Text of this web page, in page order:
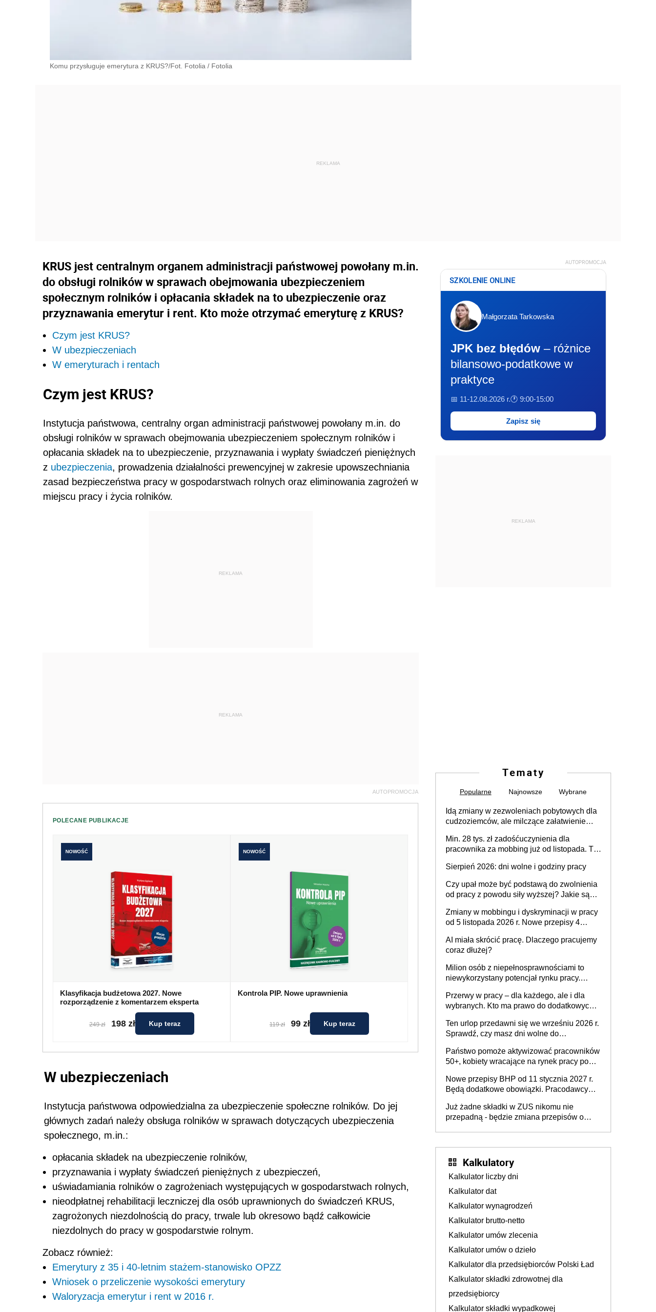
Komu przysługuje emerytura z KRUS?/Fot. Fotolia / Fotolia
KRUS jest centralnym organem admini­stracji państwowej powołany m.in.
do obsługi rol­ników w sprawach obejmowania ubezpieczeniem
społecznym rolników i opłacania składek na to ubezpieczenie oraz
przyznawania emerytur i rent. Kto może otrzymać emeryturę z KRUS?
Czym jest KRUS?
W ubezpieczeniach
W emeryturach i rentach
Czym jest KRUS?
Instytucja państwowa, centralny organ admini­stracji państwowej powołany m.in. do
obsługi rol­ników w sprawach obejmowania ubezpieczeniem społecznym rolników i
opłacania składek na to ubezpieczenie, przyznawania i wypłaty świadczeń pieniężnych
z ubezpieczenia, prowadzenia działal­ności prewencyjnej w zakresie upowszechniania
zasad bezpieczeństwa pracy w gospodarstwach rolnych oraz eliminowania zagrożeń w
miejscu pracy i życia rolników.
REKLAMA
REKLAMA
AUTOPROMOCJA
POLECANE PUBLIKACJE
NOWOŚĆ
Klasyfikacja budżetowa 2027. Nowe
rozporządzenie z komentarzem eksperta
249 zł 198 zł Kup teraz
NOWOŚĆ
Kontrola PIP. Nowe uprawnienia
119 zł 99 zł Kup teraz
W ubezpieczeniach
Instytucja państwowa odpowiedzialna za ubezpie­czenie społeczne rolników. Do jej
głównych zadań należy obsługa rolników w sprawach dotyczących ubezpieczenia
społecz­nego, m.in.:
opłacania składek na ubezpieczenie rolników,
przyznawania i wypłaty świadczeń pieniężnych z ubezpieczeń,
uświadamiania rolników o zagrożeniach wystę­pujących w gospodarstwach rolnych,
nieodpłatnej rehabilitacji leczniczej dla osób uprawnionych do świadczeń KRUS,
zagrożo­nych niezdolnością do pracy, trwale lub okre­sowo bądź całkowicie
niezdolnych do pracy w gospodarstwie rolnym.
Zobacz również:
Emerytury z 35 i 40-letnim stażem-stanowisko OPZZ
Wniosek o przeliczenie wysokości emerytury
Waloryzacja emerytur i rent w 2016 r.
AUTOPROMOCJA
SZKOLENIE ONLINE
Małgorzata Tarkowska
JPK bez błędów – różnice
bilansowo-podatkowe w
praktyce
📅 11-12.08.2026 r.🕐 9:00-15:00
Zapisz się
REKLAMA
Tematy
Popularne Najnowsze Wybrane
Idą zmiany w zezwoleniach pobytowych dla
cudzoziemców, ale milczące załatwienie
Min. 28 tys. zł zadośćuczynienia dla
pracownika za mobbing już od listopada. To
zespołu
Sierpień 2026: dni wolne i godziny pracy
Czy upał może być podstawą do zwolnienia
od pracy z powodu siły wyższej? Jakie są
Zmiany w mobbingu i dyskryminacji w pracy
od 5 listopada 2026 r. Nowe przepisy 4
Ustaw
AI miała skrócić pracę. Dlaczego pracujemy
coraz dłużej?
Milion osób z niepełnosprawnościami to
niewykorzystany potencjał rynku pracy.
dofinansowań czy refundacji, ale bariery po
stronie systemu i świadomości
pracodawców [WYWIAD]
Przerwy w pracy – dla każdego, ale i dla
wybranych. Kto ma prawo do dodatkowych
Ten urlop przedawni się we wrześniu 2026 r.
Sprawdź, czy masz dni wolne do
Państwo pomoże aktywizować pracowników
50+, kobiety wracające na rynek pracy po
osoby neuroatypowe. Powstanie Fundusz
na rzecz Inkluzywności w Zatrudnianiu?
Nowe przepisy BHP od 11 stycznia 2027 r.
Będą dodatkowe obowiązki. Pracodawcy
Już żadne składki w ZUS nikomu nie
przepadną - będzie zmiana przepisów o
Kalkulatory
Kalkulator liczby dni
Kalkulator dat
Kalkulator wynagrodzeń
Kalkulator brutto-netto
Kalkulator umów zlecenia
Kalkulator umów o dzieło
Kalkulator dla przedsiębiorców Polski Ład
Kalkulator składki zdrowotnej dla
przedsiębiorcy
Kalkulator składki wypadkowej